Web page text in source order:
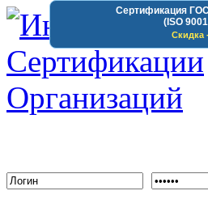
Сертификация
(ISO
Скидка